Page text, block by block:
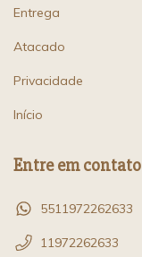
Entrega
Atacado
Privacidade
Início
Entre em contato
5511972262633
11972262633